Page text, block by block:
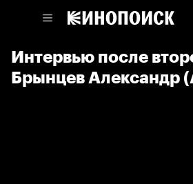
Интервью после
Брынцев Александр